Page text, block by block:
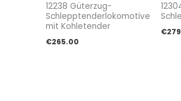
12238 Güterzug-
Schlepptenderlokomotive
mit Kohletender
€265.00
€